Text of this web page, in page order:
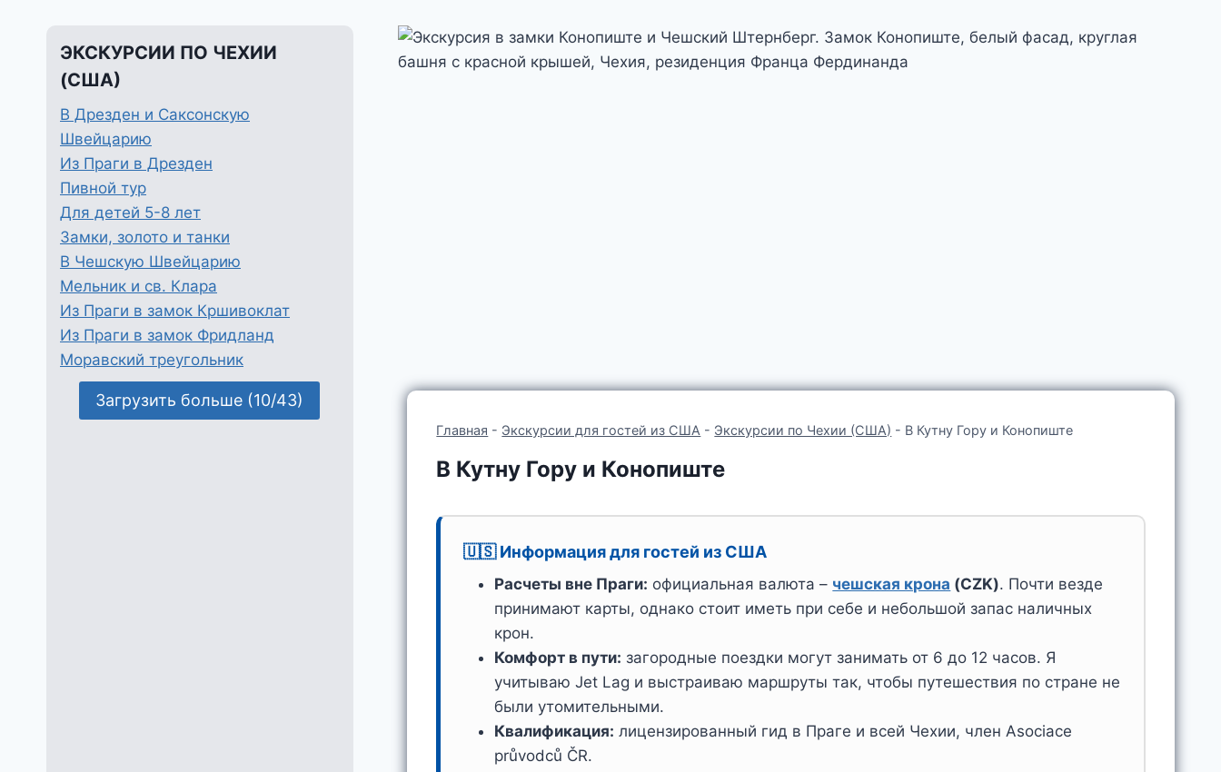
Главная - Экскурсии для гостей из США - Экскурсии по Чехии (США) - В Кутну Гору и Конопиште
В Кутну Гору и Конопиште
🇺🇸 Информация для гостей из США
Расчеты вне Праги: официальная валюта – чешская крона (CZK). Почти везде
принимают карты, однако стоит иметь при себе и небольшой запас наличных
крон.
Комфорт в пути: загородные поездки могут занимать от 6 до 12 часов. Я
учитываю Jet Lag и выстраиваю маршруты так, чтобы путешествия по стране не
были утомительными.
Квалификация: лицензированный гид в Праге и всей Чехии, член Asociace
průvodců ČR.
ЭКСКУРСИИ ПО ЧЕХИИ
(США)
В Дрезден и Саксонскую
Швейцарию
Из Праги в Дрезден
Пивной тур
Для детей 5-8 лет
Замки, золото и танки
В Чешскую Швейцарию
Мельник и св. Клара
Из Праги в замок Кршивоклат
Из Праги в замок Фридланд
Моравский треугольник
Загрузить больше (10/43)